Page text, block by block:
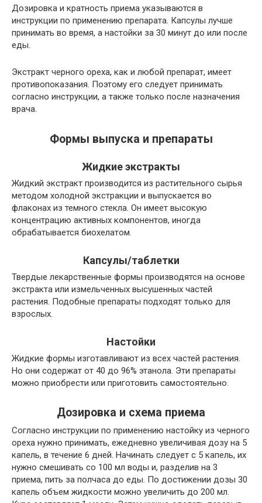
Дозировка и кратность приема указываются в
инструкции по применению препарата. Капсулы лучше
принимать во время, а настойки за 30 минут до или после
еды.
Экстракт черного ореха, как и любой препарат, имеет
противопоказания. Поэтому его следует принимать
согласно инструкции, а также только после назначения
врача.
Формы выпуска и препараты
Жидкие экстракты
Жидкий экстракт производится из растительного сырья
методом холодной экстракции и выпускается во
флаконах из темного стекла. Он имеет высокую
концентрацию активных компонентов, иногда
обрабатывается биохелатом.
Капсулы/таблетки
Твердые лекарственные формы производятся на основе
экстракта или измельченных высушенных частей
растения. Подобные препараты подходят только для
взрослых.
Настойки
Жидкие формы изготавливают из всех частей растения.
Но они содержат от 40 до 96% этанола. Эти препараты
можно приобрести или приготовить самостоятельно.
Дозировка и схема приема
Согласно инструкции по применению настойку из черного
ореха нужно принимать, ежедневно увеличивая дозу на 5
капель, в течение 6 дней. Начинать следует с 5 капель, их
нужно смешивать со 100 мл воды и, разделив на 3
приема, пить за полчаса до еды. По достижении дозы 30
капель объем жидкости можно увеличить до 200 мл.